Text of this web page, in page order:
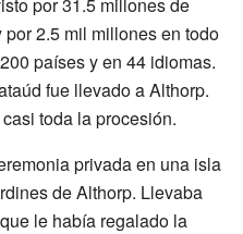
2.5 mil millones en todo
países y en 44 idiomas.
fue llevado a Althorp.
toda la procesión.
privada en una isla
de Althorp. Llevaba
le había regalado la